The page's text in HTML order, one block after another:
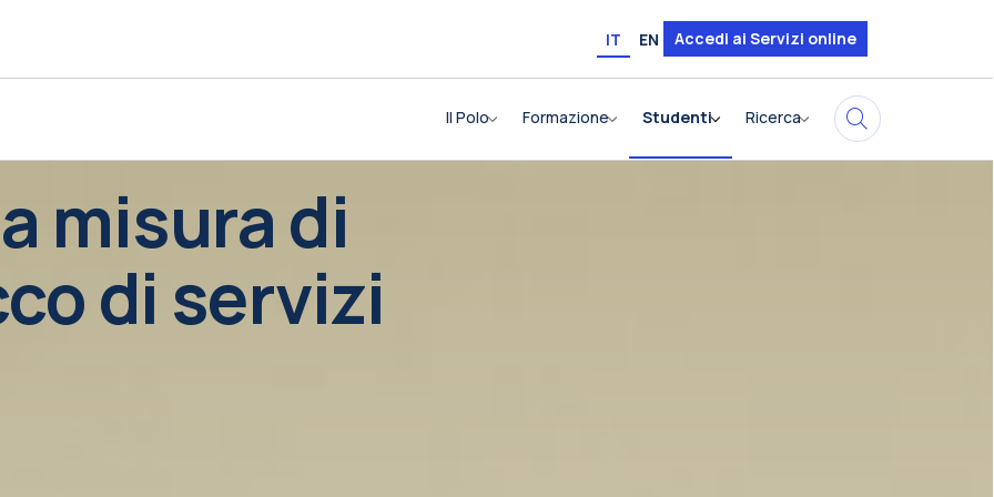
IT EN Accedi ai Servizi online
Il Polo Formazione Studenti Ricerca
misura di
di servizi